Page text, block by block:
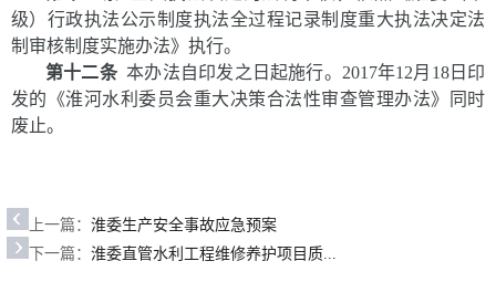
级）行政执法公示制度执法全过程记录制度重大执法决定法
制审核制度实施办法》执行。
第十二条 本办法自印发之日起施行。2017年12月18日印
发的《淮河水利委员会重大决策合法性审查管理办法》同时
废止。
上一篇： 淮委生产安全事故应急预案
下一篇： 淮委直管水利工程维修养护项目质...